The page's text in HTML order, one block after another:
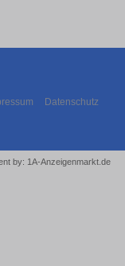
Datenschutz
by: 1A-Anzeigenmarkt.de